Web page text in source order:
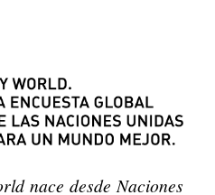
nace desde Naciones